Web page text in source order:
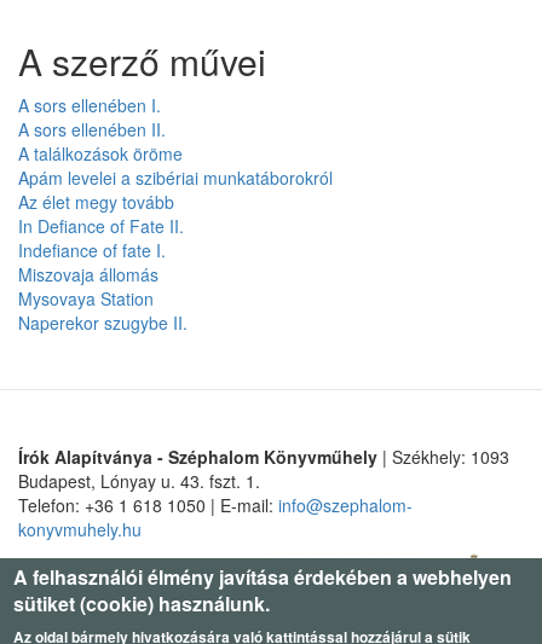
A szerző művei
A sors ellenében I.
A sors ellenében II.
A találkozások öröme
Apám levelei a szibériai munkatáborokról
Az élet megy tovább
In Defiance of Fate II.
Indefiance of fate I.
Miszovaja állomás
Mysovaya Station
Naperekor szugybe II.
Írók Alapítványa - Széphalom Könyvműhely | Székhely: 1093
Budapest, Lónyay u. 43. fszt. 1.
Telefon: +36 1 618 1050 | E-mail: info@szephalom-
konyvmuhely.hu
A felhasználói élmény javítása érdekében a webhelyen
sütiket (cookie) használunk.
Az oldal bármely hivatkozására való kattintással hozzájárul a sütik